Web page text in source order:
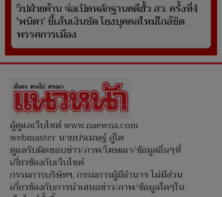
วิปฝ่ายค้าน จ่อเปิดหลักฐานคดีฮั้ว สว. ครั้งที่4
'พนิดา' ชี้เส้นเงินชัด โยงบุคคลใหม่ใกล้ชิด
พรรคการเมือง
ผู้ดูแลเว็บไซต์ www.naewna.com
webmaster นายปรเมษฐ์ ภู่โต
ดูแลรับผิดชอบข่าว/ภาพ/โฆษณา/ข้อมูลอื่นๆที่
เกี่ยวข้องกับเว็บไซต์
กรรมการบริษัทฯ, กรรมการผู้มีอำนาจ ไม่มีส่วน
เกี่ยวข้องกับการนำเสนอข่าว/ภาพ/ข้อมูลใดๆใน